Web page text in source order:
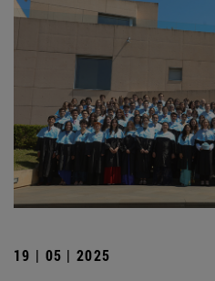
19 | 05 | 2025